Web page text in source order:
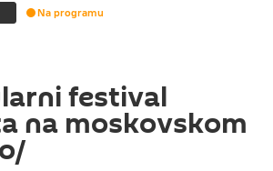
Na programu
festival
na moskovskom